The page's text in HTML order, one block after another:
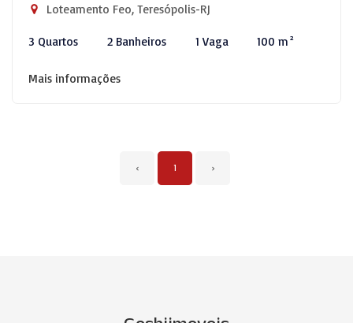
Loteamento Feo, Teresópolis-RJ
3 Quartos 2 Banheiros 1 Vaga 100 m²
Mais informações
‹ 1 ›